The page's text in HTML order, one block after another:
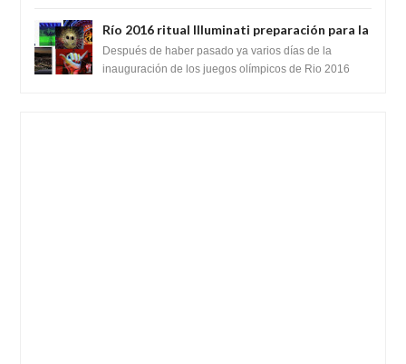
Río 2016 ritual Illuminati preparación para la
llegada del anticristo o una entidad
extraterrestre
Después de haber pasado ya varios días de la
inauguración de los juegos olímpicos de Rio 2016